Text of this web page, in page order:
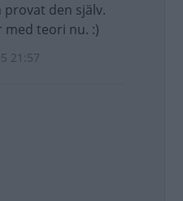
den själv.
med teori nu. :)
21:57